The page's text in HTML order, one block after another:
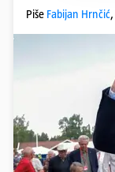
Piše Fabijan Hrnčić,